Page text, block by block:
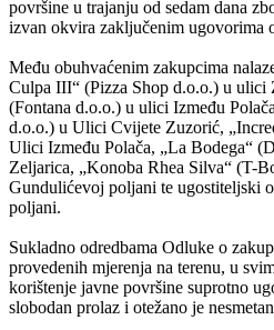
površine u trajanju od sedam dana
izvan okvira zaključenim ugovorima
Među obuhvaćenim zakupcima
Culpa III“ (Pizza Shop d.o.o.) u ulici
(Fontana d.o.o.) u ulici Između
d.o.o.) u Ulici Cvijete Zuzorić,
Ulici Između Polača, „La Bodega“
Zeljarica, „Konoba Rhea Silva“ (T-
Gundulićevoj poljani te ugostiteljski
poljani.
Sukladno odredbama Odluke o
provedenih mjerenja na terenu, u
korištenje javne površine suprotno
slobodan prolaz i otežano je